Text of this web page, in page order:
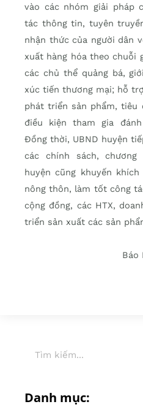
vào các nhóm giải pháp
tác thông tin, tuyên
nhận thức của người dân
xuất hàng hóa theo chuỗi
các chủ thể quảng bá,
xúc tiến thương mại; hỗ
phát triển sản phẩm, tiêu
điều kiện tham gia đánh
Đồng thời, UBND huyện
các chính sách,
huyện cũng khuyến
nông thôn, làm tốt công
cộng đồng, các HTX,
triển sản xuất các sản
Báo
Danh mục: